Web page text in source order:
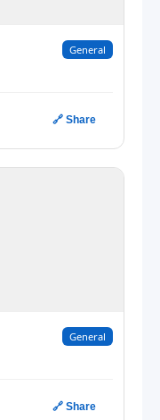
General
🔗 Share
General
🔗 Share